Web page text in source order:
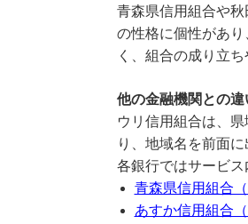
青森県信用組合や
の性格に個性があ
く、組合の成り立
他の金融機関との違
ウリ信用組合は、
り、地域名を前面
各銀行ではサービス
青森県信用組合（
あすか信用組合（